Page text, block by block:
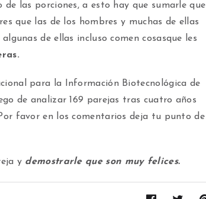
las porciones, a esto hay que sumarle que
que las de los hombres y muchas de ellas
de ellas incluso comen cosasque les
para la Información Biotecnológica de
de analizar 169 parejas tras cuatro años
favor en los comentarios deja tu punto de
y demostrarle que son muy felices.